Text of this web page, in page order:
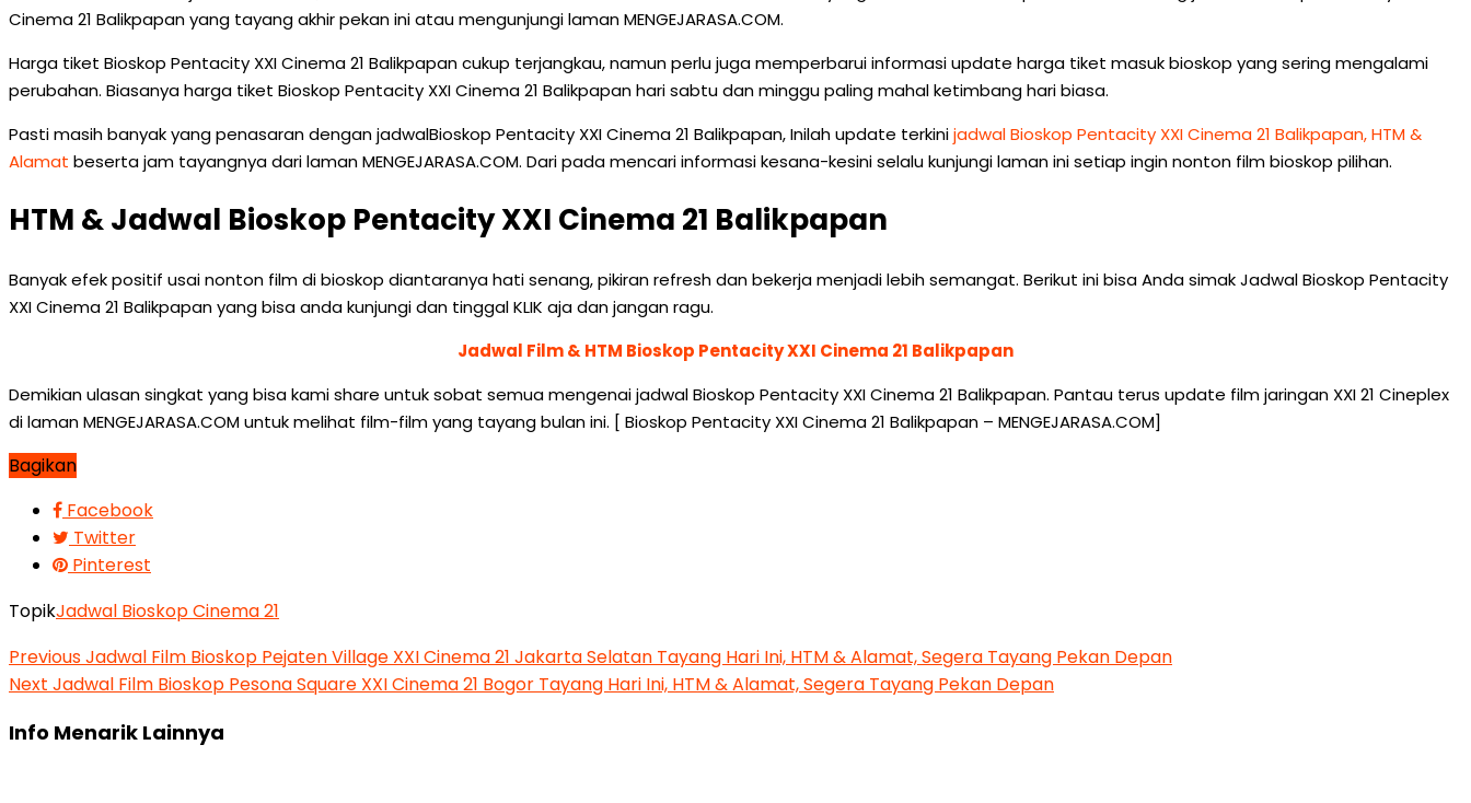
Cinema 21 Balikpapan yang tayang akhir pekan ini atau mengunjungi laman MENGEJARASA.COM.
Harga tiket Bioskop Pentacity XXI Cinema 21 Balikpapan cukup terjangkau, namun perlu juga memperbarui informasi update harga tiket masuk bioskop yang sering mengalami
perubahan. Biasanya harga tiket Bioskop Pentacity XXI Cinema 21 Balikpapan hari sabtu dan minggu paling mahal ketimbang hari biasa.
Pasti masih banyak yang penasaran dengan jadwalBioskop Pentacity XXI Cinema 21 Balikpapan, Inilah update terkinijadwal Bioskop Pentacity XXI Cinema 21 Balikpapan, HTM &
Alamat beserta jam tayangnya dari laman MENGEJARASA.COM. Dari pada mencari informasi kesana-kesini selalu kunjungi laman ini setiap ingin nonton film bioskop pilihan.
HTM & Jadwal Bioskop Pentacity XXI Cinema 21 Balikpapan
Banyak efek positif usai nonton film di bioskop diantaranya hati senang, pikiran refresh dan bekerja menjadi lebih semangat. Berikut ini bisa Anda simak Jadwal Bioskop Pentacity
XXI Cinema 21 Balikpapan yang bisa anda kunjungi dan tinggal KLIK aja dan jangan ragu.
Jadwal Film & HTM Bioskop Pentacity XXI Cinema 21 Balikpapan
Demikian ulasan singkat yang bisa kami share untuk sobat semua mengenai jadwal Bioskop Pentacity XXI Cinema 21 Balikpapan. Pantau terus update film jaringan XXI 21 Cineplex
di laman MENGEJARASA.COM untuk melihat film-film yang tayang bulan ini. [ Bioskop Pentacity XXI Cinema 21 Balikpapan – MENGEJARASA.COM]
Bagikan
Facebook
Twitter
Pinterest
TopikJadwal Bioskop Cinema 21
PreviousJadwal Film Bioskop Pejaten Village XXI Cinema 21 Jakarta Selatan Tayang Hari Ini, HTM & Alamat, Segera Tayang Pekan Depan
Next Jadwal Film Bioskop Pesona Square XXI Cinema 21 Bogor Tayang Hari Ini, HTM & Alamat, Segera Tayang Pekan Depan
Info Menarik Lainnya